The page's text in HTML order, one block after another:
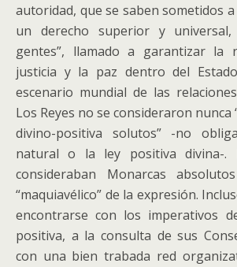
autoridad, que se saben sometidos a
un derecho superior y
gentes”, llamado a garantizar la
justicia y la paz dentro del
escenario mundial de las
Los Reyes no se consideraron
divino-positiva solutos” -no
natural o la ley positiva divina-.
consideraban Monarcas
“maquiavélico” de la expresión.
encontrarse con los imperativos
positiva, a la consulta de sus
con una bien trabada red